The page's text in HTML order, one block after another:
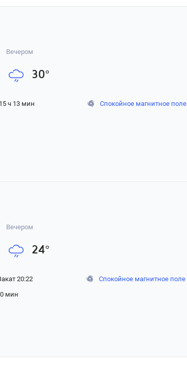
Вечером
30°
ч 13 мин
Спокойное магнитное поле
Вечером
24°
20:22
мин
Спокойное магнитное поле